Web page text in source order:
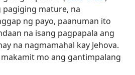
mature, na
ng payo, paanuman ito
na isang pagpapala ang
na nagmamahal kay Jehova.
mo ang gantimpalang